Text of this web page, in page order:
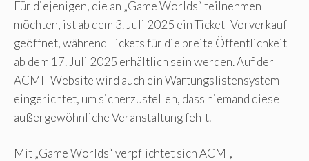
Für diejenigen, die an „Game Worlds“ teilnehmen
möchten, ist ab dem 3. Juli 2025 ein Ticket -Vorverkauf
geöffnet, während Tickets für die breite Öffentlichkeit
ab dem 17. Juli 2025 erhältlich sein werden. Auf der
ACMI -Website wird auch ein Wartungslistensystem
eingerichtet, um sicherzustellen, dass niemand diese
außergewöhnliche Veranstaltung fehlt.
Mit „Game Worlds“ verpflichtet sich ACMI,